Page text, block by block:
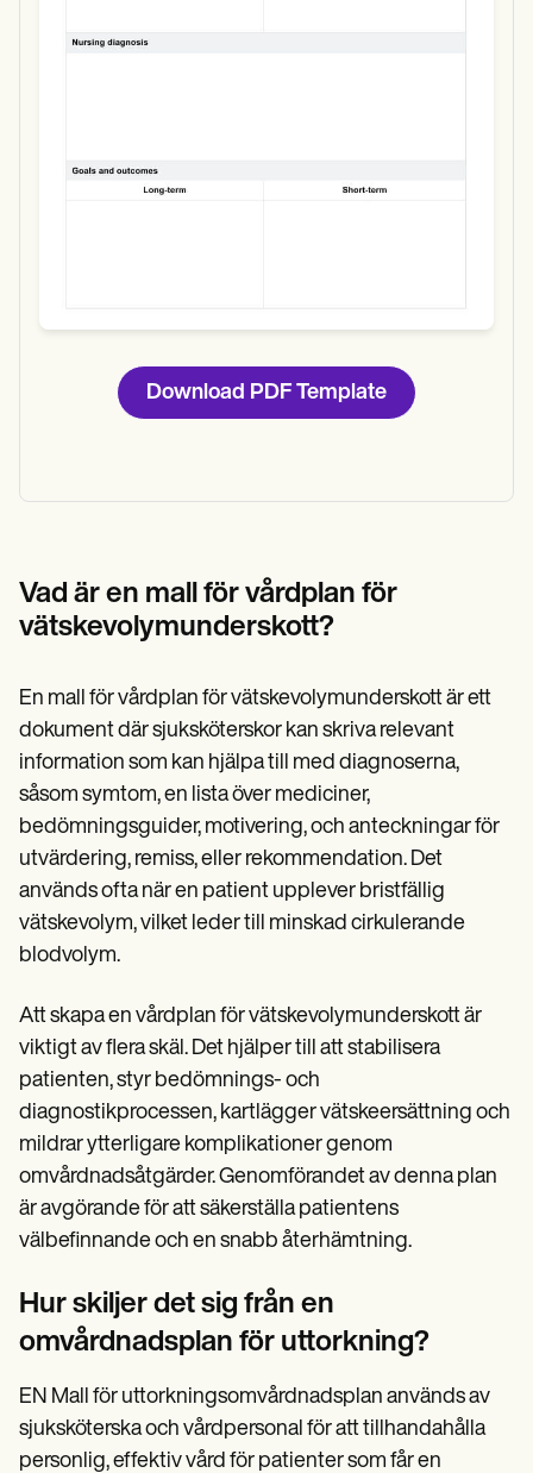
Download PDF Template
Vad är en mall för vårdplan för
vätskevolymunderskott?
En mall för vårdplan för vätskevolymunderskott är ett
dokument där sjuksköterskor kan skriva relevant
information som kan hjälpa till med diagnoserna,
såsom symtom, en lista över mediciner,
bedömningsguider, motivering, och anteckningar för
utvärdering, remiss, eller rekommendation. Det
används ofta när en patient upplever bristfällig
vätskevolym, vilket leder till minskad cirkulerande
blodvolym.
Att skapa en vårdplan för vätskevolymunderskott är
viktigt av flera skäl. Det hjälper till att stabilisera
patienten, styr bedömnings- och
diagnostikprocessen, kartlägger vätskeersättning och
mildrar ytterligare komplikationer genom
omvårdnadsåtgärder. Genomförandet av denna plan
är avgörande för att säkerställa patientens
välbefinnande och en snabb återhämtning.
Hur skiljer det sig från en
omvårdnadsplan för uttorkning?
EN Mall för uttorkningsomvårdnadsplan används av
sjuksköterska och vårdpersonal för att tillhandahålla
personlig, effektiv vård för patienter som får en